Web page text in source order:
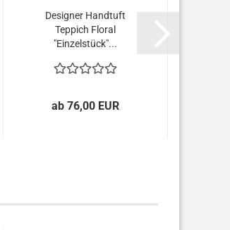
Designer Handtuft
Teppich Floral
"Einzelstück"...
ab 76,00 EUR